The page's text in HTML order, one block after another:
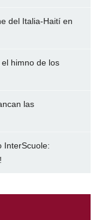
del Italia-Haití en
himno de los
las
InterScuole: